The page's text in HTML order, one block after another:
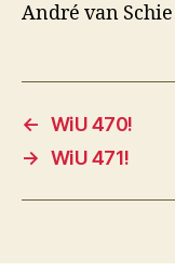
André van Schie
← WiU 470!
→ WiU 471!